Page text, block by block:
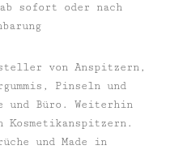
sofort oder nach
von Anspitzern,
Pinseln und
und Büro. Weiterhin
und Made in